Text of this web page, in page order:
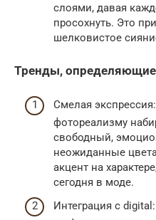
слоями, давая
просохнуть. Это
шелковистое
Тренды, определяющие
Смелая
фотореализму
свободный,
неожиданные
акцент на
сегодня в моде.
Интеграция с